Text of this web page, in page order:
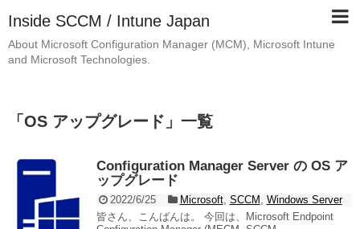
Inside SCCM / Intune Japan
About Microsoft Configuration Manager (MCM), Microsoft Intune
and Microsoft Technologies.
「 OS アップグレード 」 一覧
Configuration Manager Server の OS ア
ップグレード
2022/6/25 Microsoft, SCCM
Windows Server
皆さん、こんばんは。 今回は、Microsoft Endpoint